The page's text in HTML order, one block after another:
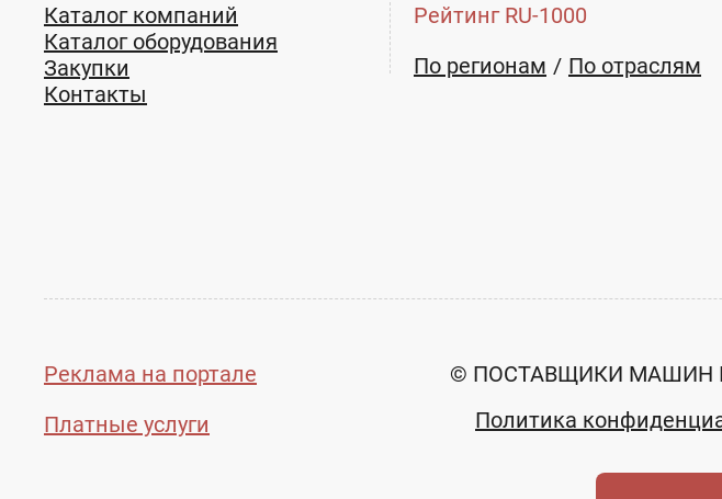
Каталог компаний
Каталог оборудования
Закупки
Контакты
Рейтинг RU-1000
По регионам
По отраслям
Реклама на портале
Платные услуги
© ПОСТАВЩИКИ МАШИН
Политика